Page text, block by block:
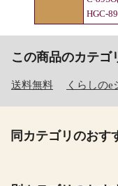
HGC-
この商品のカテゴ
送料無料 くらしのe
同カテゴリのおす